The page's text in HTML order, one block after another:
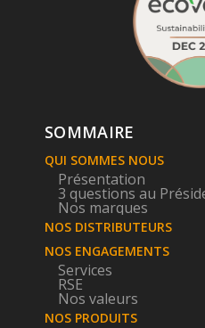
SOMMAIRE
QUI SOMMES NOUS
Présentation
3 questions au
Nos marques
NOS DISTRIBUTEURS
NOS ENGAGEMENTS
Services
RSE
Nos valeurs
NOS PRODUITS